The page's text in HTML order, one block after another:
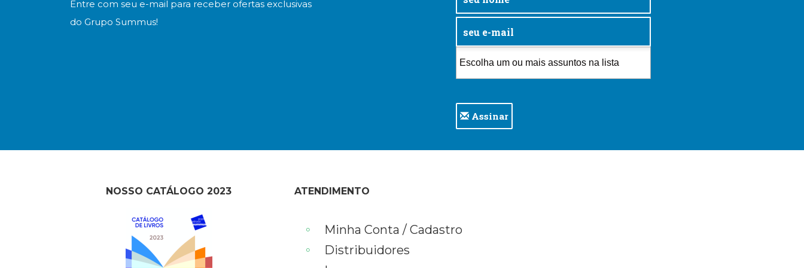
Entre com seu e-mail para receber ofertas exclusivas
do Grupo Summus!
Assinar
NOSSO CATÁLOGO 2023 ATENDIMENTO
Minha Conta / Cadastro
Distribuidores